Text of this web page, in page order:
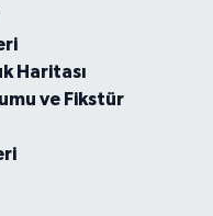
Haritası
ve Fikstür